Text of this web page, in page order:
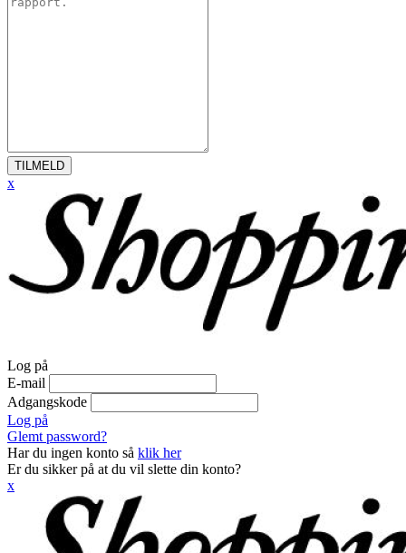
TILMELD
x
Log på
E-mail
Adgangskode
Log på
Glemt password?
Har du ingen konto så klik her
Er du sikker på at du vil slette din konto?
x